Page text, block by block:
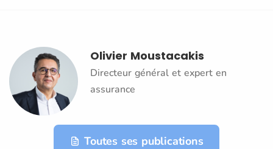
Olivier Moustacakis
Directeur général et expert en
assurance
Toutes ses publications